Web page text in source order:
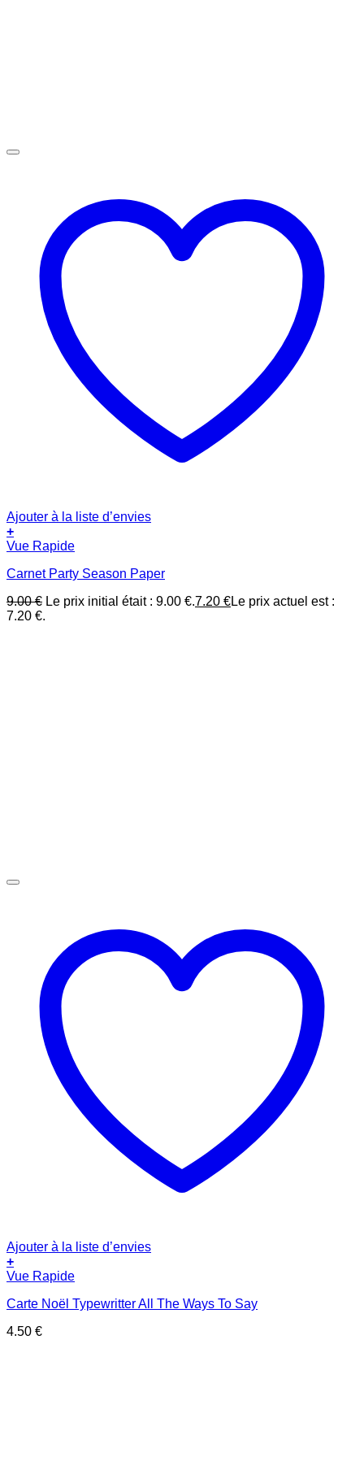
Ajouter à la liste d’envies
+
Vue Rapide
Carnet Party Season Paper
9.00€ Le prix initial était : 9.00 €.7.20 €Le prix actuel est :
7.20 €.
Ajouter à la liste d’envies
+
Vue Rapide
Carte Noël Typewritter All The Ways To Say
4.50 €